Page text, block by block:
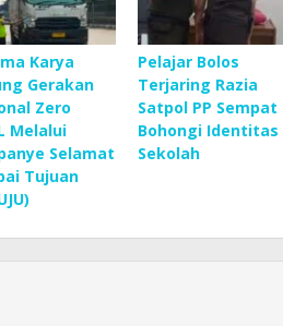
Karya
Gerakan
Zero
Melalui
Selamat
Tujuan
Pelajar Bolos
Terjaring Razia
Satpol PP Sempat
Bohongi Identitas
Sekolah